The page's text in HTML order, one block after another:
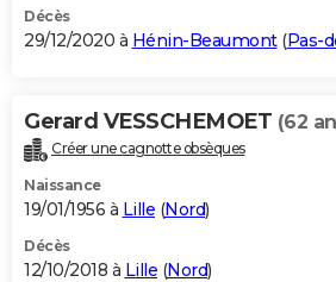
Décès
29/12/2020 à Hénin-Beaumont(Pas-
Gerard VESSCHEMOET (62
Créer une cagnotte obsèques
Naissance
19/01/1956 à Lille (Nord)
Décès
12/10/2018 à Lille (Nord)